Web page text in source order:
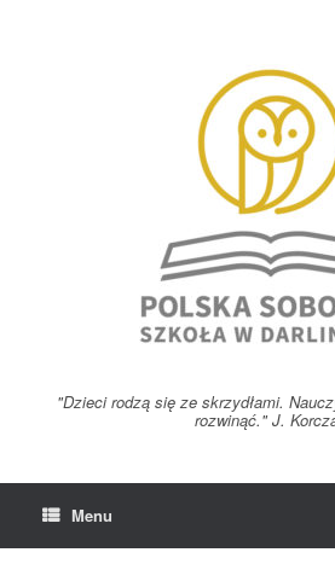
"Dzieci rodzą się ze skrzydłami.
rozwinąć." J.
Menu